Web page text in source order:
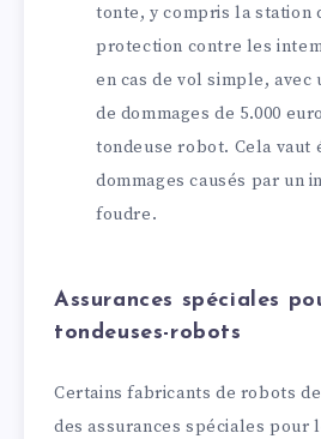
tonte, y compris la station
protection contre les
en cas de vol simple, avec
de dommages de 5.000
tondeuse robot. Cela vaut
dommages causés par un
foudre.
Assurances spéciales
tondeuses-robots
Certains fabricants de robots
des assurances spéciales pour